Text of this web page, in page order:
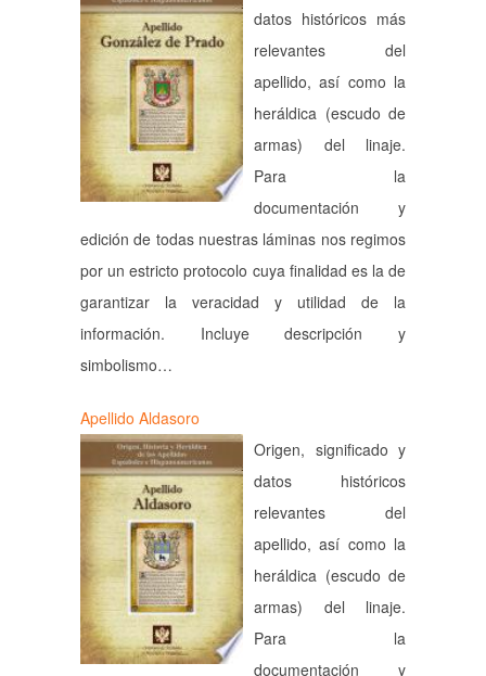
datos históricos más
relevantes del
apellido, así como la
heráldica (escudo de
armas) del linaje.
Para la
documentación y
edición de todas nuestras láminas nos regimos
por un estricto protocolo cuya finalidad es la de
garantizar la veracidad y utilidad de la
información. Incluye descripción y
simbolismo…
Apellido Aldasoro
Origen, significado y
datos históricos
relevantes del
apellido, así como la
heráldica (escudo de
armas) del linaje.
Para la
documentación y